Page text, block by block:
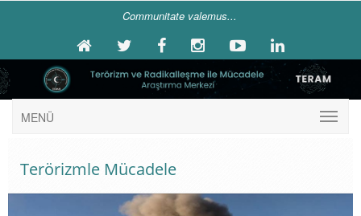
Communitate valemus...
MENÜ
Terörizmle Mücadele